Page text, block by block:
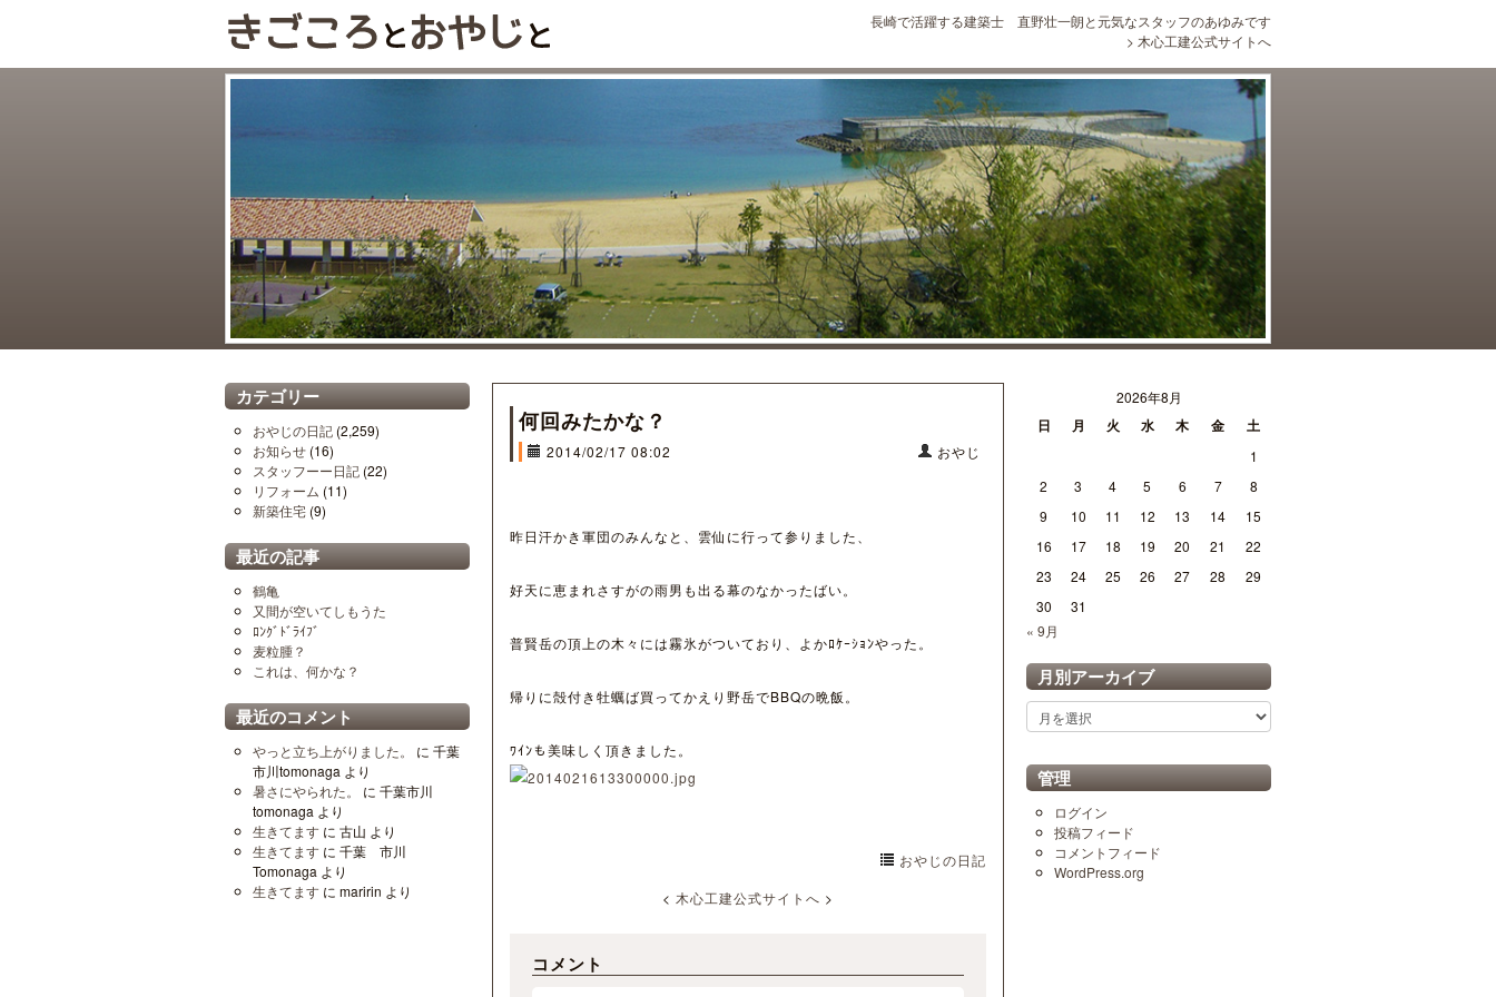
長崎で活躍する建築士 直野壮一朗と元気なスタッフのあゆみです
> 木心工建公式サイトへ
カテゴリー
おやじの日記 (2,259)
お知らせ (16)
スタッフーー日記 (22)
リフォーム (11)
新築住宅 (9)
最近の記事
鶴亀
又間が空いてしもうた
ﾛﾝｸﾞﾄﾞﾗｲﾌﾞ
麦粒腫？
これは、何かな？
最近のコメント
やっと立ち上がりました。 に 千葉
市川tomonaga より
暑さにやられた。
に 千葉市川
tomonaga より
生きてます に 古山 より
生きてます に 千葉 市川
Tomonaga より
生きてます に maririn より
何回みたかな？
2014/02/17 08:02 おやじ
昨日汗かき軍団のみんなと、雲仙に行って参りました、
好天に恵まれさすがの雨男も出る幕のなかったばい。
普賢岳の頂上の木々には霧氷がついており、よかﾛｹｰｼｮﾝやった。
帰りに殻付き牡蠣ば買ってかえり野岳でBBQの晩飯。
ﾜｲﾝも美味しく頂きました。
おやじの日記
< 木心工建公式サイトへ >
コメント
2026年8月
日 月 火 水 木 金 土
1
2
3 4 5 6 7
8
9
10 11 12 13 14
15
16
17 18 19 20 21
22
23
24 25 26 27 28
29
30
31
« 9月
月別アーカイブ
月
別
ー
カ
イ
ブ
管理
ログイン
投稿フィード
コメントフィード
WordPress.org